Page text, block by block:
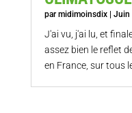
par midimoinsdix| Juin
J'ai vu, j'ai lu, et
assez bien le reflet
en France, sur tous